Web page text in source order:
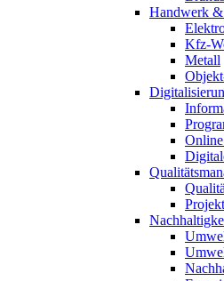
Handwerk
Kfz-
Metall